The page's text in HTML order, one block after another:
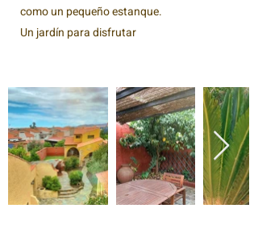
como un pequeño estanque.
Un jardín para disfrutar